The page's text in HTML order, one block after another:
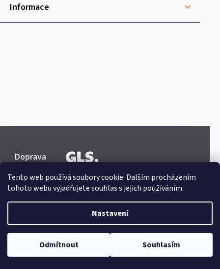
Tento web používá soubory cookie. Dalším procházením
tohoto webu vyjadřujete souhlas s jejich používáním.
Nastavení
Odmítnout Souhlasím
Informace
Doprava